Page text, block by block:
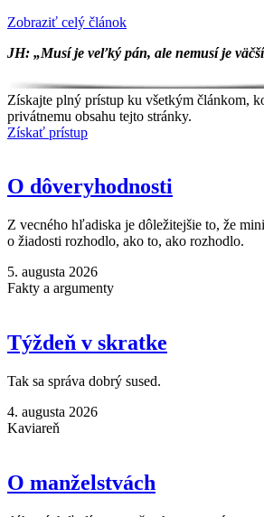
Zobraziť celý článok
JH: „Musí je veľký pán, ale nemusí je
Získajte plný prístup ku všetkým článkom,
privátnemu obsahu tejto stránky.
Získať prístup
O dôveryhodnosti
Z vecného hľadiska je dôležitejšie to, že
o žiadosti rozhodlo, ako to, ako rozhodlo.
5. augusta 2026
Fakty a argumenty
Týždeň v skratke
Tak sa správa dobrý sused.
4. augusta 2026
Kaviareň
O manželstvách